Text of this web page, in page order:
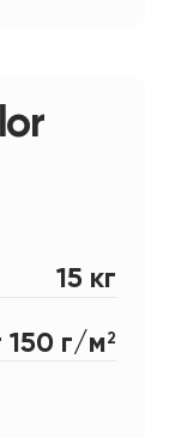
15 кг
150 г/м 2